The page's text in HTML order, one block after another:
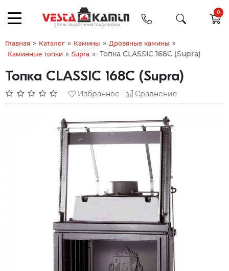
0
Главная » Каталог » Камины » Дровяные камины »
Каминные топки » Supra » Топка CLASSIC 168C (Supra)
Топка CLASSIC 168C (Supra)
Избранное Сравнение